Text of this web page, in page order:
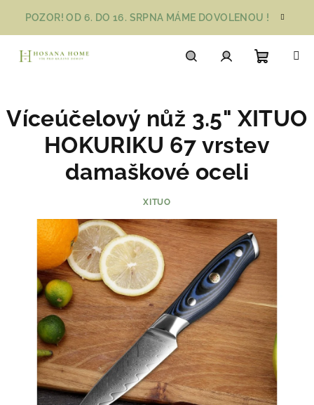
obsah
POZOR! OD 6. DO 16. SRPNA MÁME DOVOLENOU !
košík
Víceúčelový nůž 3.5" XITUO
HOKURIKU 67 vrstev
damaškové oceli
XITUO